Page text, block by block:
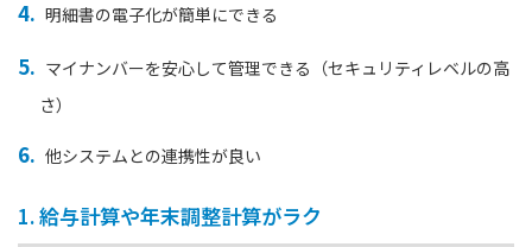
明細書の電子化が簡単にできる
マイナンバーを安心して管理できる（セキュリティレベルの高
さ）
他システムとの連携性が良い
1. 給与計算や年末調整計算がラク